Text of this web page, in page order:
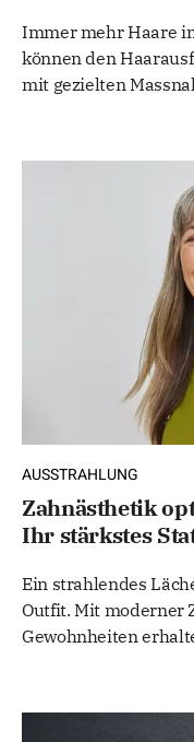
Immer mehr Haare
können den
mit gezielten
AUSSTRAHLUNG
Zahnästhetik
Ihr stärkstes
Ein strahlendes
Outfit. Mit moderner
Gewohnheiten